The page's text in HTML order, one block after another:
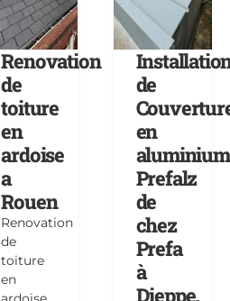
Renovation
de
toiture
en
ardoise
a
Rouen
Renovation
de
toiture
en
de
en
aluminium
Prefalz
de
chez
Prefa
à
Dieppe.